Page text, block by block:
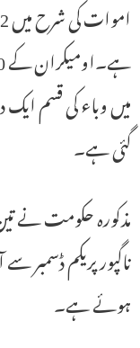
گئی ہے۔
مذکورہ حکومت نے
ناگپور پریکم
ہوئے ہے۔